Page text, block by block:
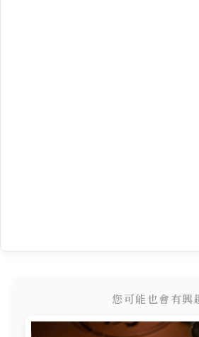
您可能也會有興